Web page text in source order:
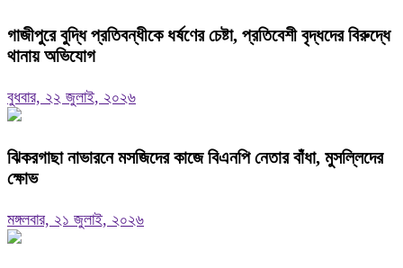
গাজীপুরে বুদ্ধি প্রতিবন্ধীকে ধর্ষণের চেষ্টা, প্রতিবেশী বৃদ্ধদের বিরুদ্ধে
থানায় অভিযোগ
বুধবার, ২২ জুলাই, ২০২৬
ঝিকরগাছা নাভারনে মসজিদের কাজে বিএনপি নেতার বাঁধা, মুসল্লিদের
ক্ষোভ
মঙ্গলবার, ২১ জুলাই, ২০২৬